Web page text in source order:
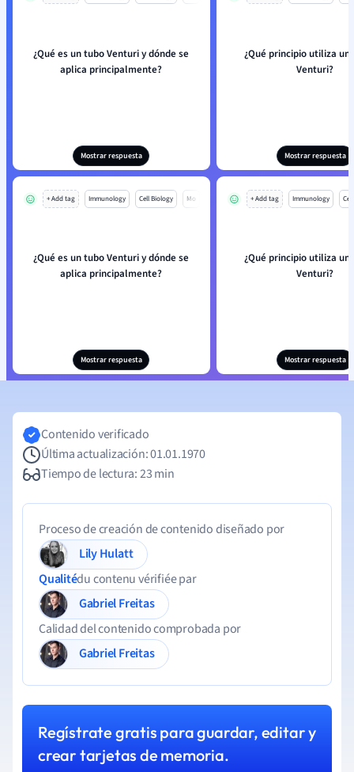
¿Qué es un tubo Venturi y dónde se
aplica principalmente?
Mostrar respuesta
¿Qué principio utiliza un
Venturi?
Mostrar respuesta
+ Add tag Immunology Cell Biology Mo
¿Qué es un tubo Venturi y dónde se
aplica principalmente?
Mostrar respuesta
+ Add tag Immunology
¿Qué principio utiliza un
Venturi?
Mostrar respuesta
Contenido verificado
Última actualización: 01.01.1970
Tiempo de lectura: 23 min
Proceso de creación de contenido diseñado por
Lily Hulatt
Qualitédu contenu vérifiée par
Gabriel Freitas
Calidad del contenido comprobada por
Gabriel Freitas
Regístrate gratis para guardar, editar y
crear tarjetas de memoria.